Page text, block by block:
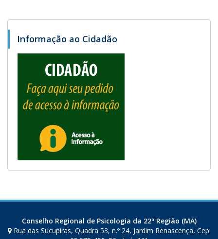
Informação ao Cidadão
Conselho Regional de Psicologia da 22ª Região (MA)
Rua das Sucupiras, Quadra 53, n.º 24, Jardim Renascença, Cep: